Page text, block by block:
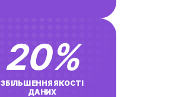
20%
ЗБІЛЬШЕННЯ ЯКОСТІ
ДАНИХ